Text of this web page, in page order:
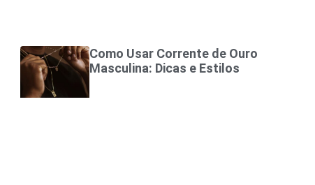
Como Usar Corrente de Ouro
Masculina: Dicas e Estilos